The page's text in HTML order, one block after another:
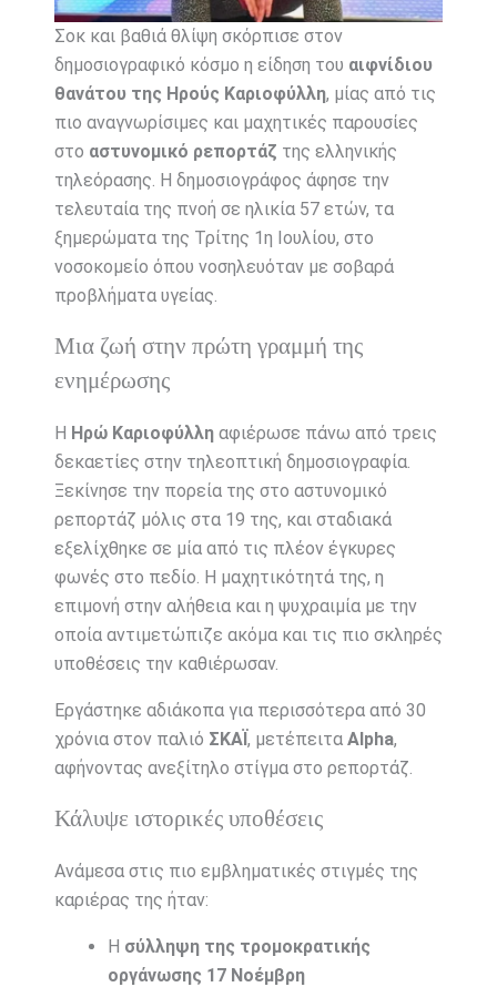
Σοκ και βαθιά θλίψη σκόρπισε στον
δημοσιογραφικό κόσμο η είδηση του αιφνίδιου
θανάτου της Ηρούς Καριοφύλλη, μίας από τις
πιο αναγνωρίσιμες και μαχητικές παρουσίες
στο αστυνομικό ρεπορτάζ της ελληνικής
τηλεόρασης. Η δημοσιογράφος άφησε την
τελευταία της πνοή σε ηλικία 57 ετών, τα
ξημερώματα της Τρίτης 1η Ιουλίου, στο
νοσοκομείο όπου νοσηλευόταν με σοβαρά
προβλήματα υγείας.
Μια ζωή στην πρώτη γραμμή της
ενημέρωσης
Η Ηρώ Καριοφύλληαφιέρωσε πάνω από τρεις
δεκαετίες στην τηλεοπτική δημοσιογραφία.
Ξεκίνησε την πορεία της στο αστυνομικό
ρεπορτάζ μόλις στα 19 της, και σταδιακά
εξελίχθηκε σε μία από τις πλέον έγκυρες
φωνές στο πεδίο. Η μαχητικότητά της, η
επιμονή στην αλήθεια και η ψυχραιμία με την
οποία αντιμετώπιζε ακόμα και τις πιο σκληρές
υποθέσεις την καθιέρωσαν.
Εργάστηκε αδιάκοπα για περισσότερα από 30
χρόνια στον παλιό ΣΚΑΪ, μετέπειτα Alpha,
αφήνοντας ανεξίτηλο στίγμα στο ρεπορτάζ.
Κάλυψε ιστορικές υποθέσεις
Ανάμεσα στις πιο εμβληματικές στιγμές της
καριέρας της ήταν:
Η σύλληψη της τρομοκρατικής
οργάνωσης 17 Νοέμβρη